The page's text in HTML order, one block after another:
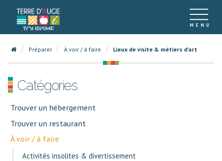
Préparer À voir / à faire Lieux de visite & métiers d'art
Catégories
Trouver un hébergement
Trouver un restaurant
À voir / à faire
Activités insolites & divertissement